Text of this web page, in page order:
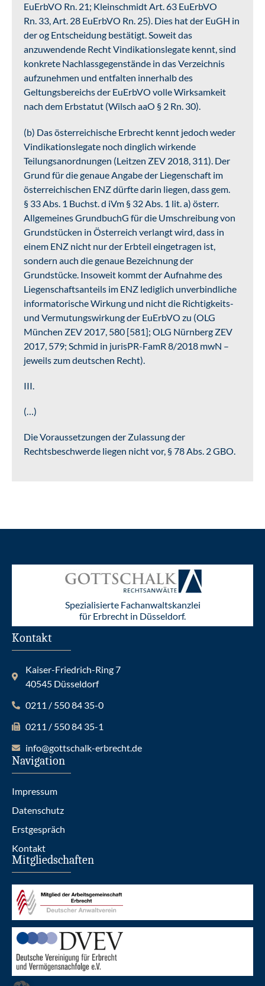
EuErbVO Rn. 21; Kleinschmidt Art. 63 EuErbVO
Rn. 33, Art. 28 EuErbVO Rn. 25). Dies hat der EuGH in
der og Entscheidung bestätigt. Soweit das
anzuwendende Recht Vindikationslegate kennt, sind
konkrete Nachlassgegenstände in das Verzeichnis
aufzunehmen und entfalten innerhalb des
Geltungsbereichs der EuErbVO volle Wirksamkeit
nach dem Erbstatut (Wilsch aaO § 2 Rn. 30).
(b) Das österreichische Erbrecht kennt jedoch weder
Vindikationslegate noch dinglich wirkende
Teilungsanordnungen (Leitzen ZEV 2018, 311). Der
Grund für die genaue Angabe der Liegenschaft im
österreichischen ENZ dürfte darin liegen, dass gem.
§ 33 Abs. 1 Buchst. d iVm § 32 Abs. 1 lit. a) österr.
Allgemeines GrundbuchG für die Umschreibung von
Grundstücken in Österreich verlangt wird, dass in
einem ENZ nicht nur der Erbteil eingetragen ist,
sondern auch die genaue Bezeichnung der
Grundstücke. Insoweit kommt der Aufnahme des
Liegenschaftsanteils im ENZ lediglich unverbindliche
informatorische Wirkung und nicht die Richtigkeits-
und Vermutungswirkung der EuErbVO zu (OLG
München ZEV 2017, 580 [581]; OLG Nürnberg ZEV
2017, 579; Schmid in jurisPR-FamR 8/2018 mwN –
jeweils zum deutschen Recht).
III.
(…)
Die Voraussetzungen der Zulassung der
Rechtsbeschwerde liegen nicht vor, § 78 Abs. 2 GBO.
Spezialisierte Fachanwaltskanzlei
für Erbrecht in Düsseldorf.
Kontakt
Kaiser-Friedrich-Ring 7
40545 Düsseldorf
0211 / 550 84 35-0
0211 / 550 84 35-1
info@gottschalk-erbrecht.de
Navigation
Impressum
Datenschutz
Erstgespräch
Kontakt
Mitgliedschaften